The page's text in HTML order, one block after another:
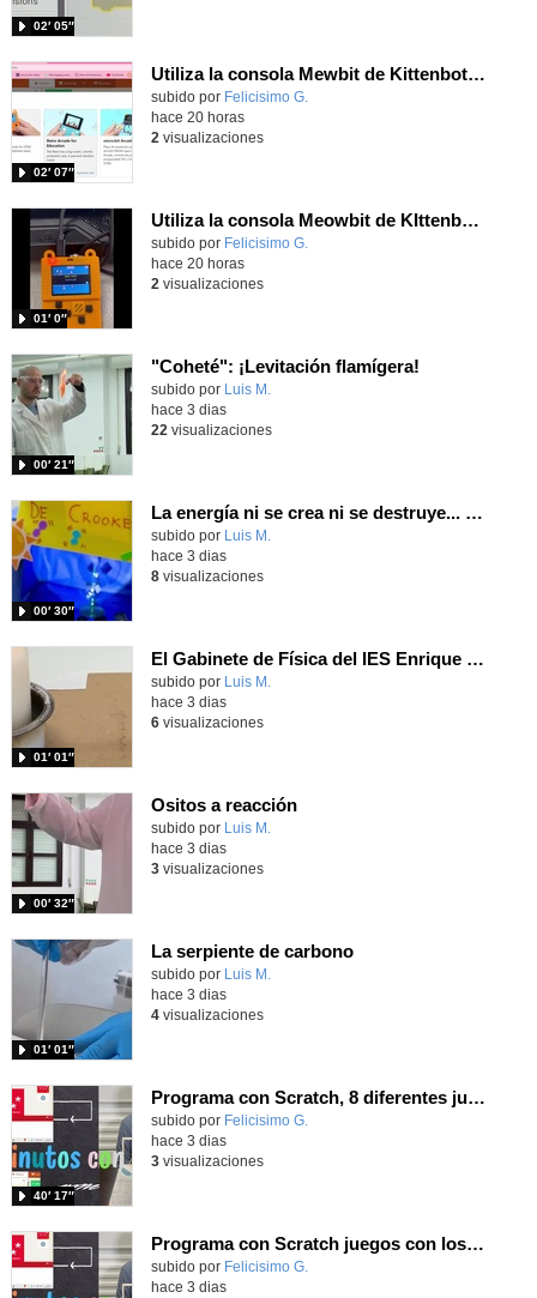
02′ 05″
Utiliza la consola Mewbit de Kittenbot para llevar tus juegos arcade de MakeCode a tu mano
Contenido educativo.
subido por Felicisimo G.
02′ 07″
hace 20 horas
2 visualizaciones
Utiliza la consola Meowbit de KIttenbot para jugar con tus programas MakeCode Arcade
Contenido educativo.
subido por Felicisimo G.
01′ 0″
hace 20 horas
2 visualizaciones
"Coheté": ¡Levitación flamígera!
Contenido educativo.
subido por Luis M.
00′ 21″
hace 3 dias
22 visualizaciones
La energía ni se crea ni se destruye... ¡se experimenta! El Tierno en la Feria Madrid es Ciencia 2026
Contenido educativo.
subido por Luis M.
00′ 30″
hace 3 dias
8visualizaciones
El Gabinete de Física del IES Enrique Tierno Galván de Parla (Curso 25-26)
Contenido educativo.
subido por Luis M.
01′ 01″
hace 3 dias
6visualizaciones
Ositos a reacción
Contenido educativo.
subido por Luis M.
00′ 32″
hace 3 dias
3visualizaciones
La serpiente de carbono
Contenido educativo.
subido por Luis M.
01′ 01″
hace 3 dias
4visualizaciones
Programa con Scratch, 8 diferentes juegos para vivir la emoción de los partidos de España en el mundial 2026
Contenido educativo.
subido por Felicisimo G.
40′ 17″
hace 3 dias
3visualizaciones
Programa con Scratch juegos con los partidos del mundial 2026 ganados por España
Contenido educativo.
subido por Felicisimo G.
hace 3 dias